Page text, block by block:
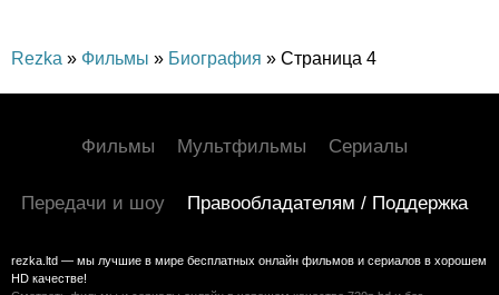
Rezka » Фильмы » Биография » Страница 4
Фильмы Мультфильмы Сериалы
Передачи и шоу Правообладателям / Поддержка
rezka.ltd — мы лучшие в мире бесплатных онлайн фильмов и сериалов в хорошем
HD качестве!